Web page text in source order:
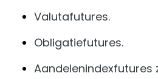
Valutafutures.
Obligatiefutures.
Aandelenindexfutures